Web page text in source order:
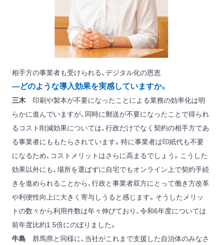
相手方の事業者も受けられる、デジタル化の恩恵
―どのような導入効果を実感していますか。
三木 印刷や製本が不要になったことによる業務の効率化は明
らかに進んでいますが、同時に郵送が不要になったことで得られ
るコスト削減効果については、行政だけでなく契約の相手方であ
る事業者にももたらされています。特に事業者は印紙代も不要
になるため、コストメリットはさらに高まるでしょう。こうした
効果以外にも、場所を選ばずに自宅でもオンライン上で契約手続
きを進められることから、行政と事業者双方にとって働き方改革
や利便性向上に大きく寄与しうると感じます。そうしたメリッ
トの数々から利用件数は年々伸びており、令和6年度については
前年度比約1.5倍にのぼりました。
牛島 群馬県と同様に、当社がこれまで支援した自治体のみなさ